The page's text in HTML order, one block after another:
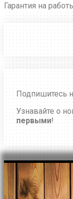
Гарантия на
Подпишитесь
Узнавайте о
первыми!